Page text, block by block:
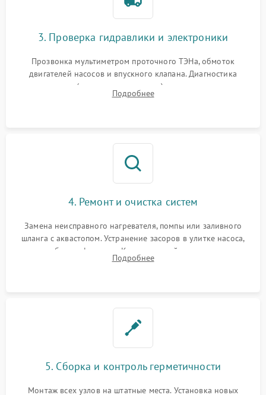
3. Проверка гидравлики и электроники
Прозвонка мультиметром проточного ТЭНа, обмоток
двигателей насосов и впускного клапана. Диагностика
прессостата (датчика уровня воды), датчика мутности,
концевика дверцы и электронного модуля управления.
Подробнее
4. Ремонт и очистка систем
Замена неисправного нагревателя, помпы или заливного
шланга с аквастопом. Устранение засоров в улитке насоса,
патрубках и фильтрах. Компонентный ремонт платы
управления, восстановление поврежденной проводки.
Подробнее
5. Сборка и контроль герметичности
Монтаж всех узлов на штатные места. Установка новых